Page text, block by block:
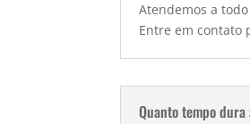
Atendemos a
Entre em contato
Quanto tempo dura